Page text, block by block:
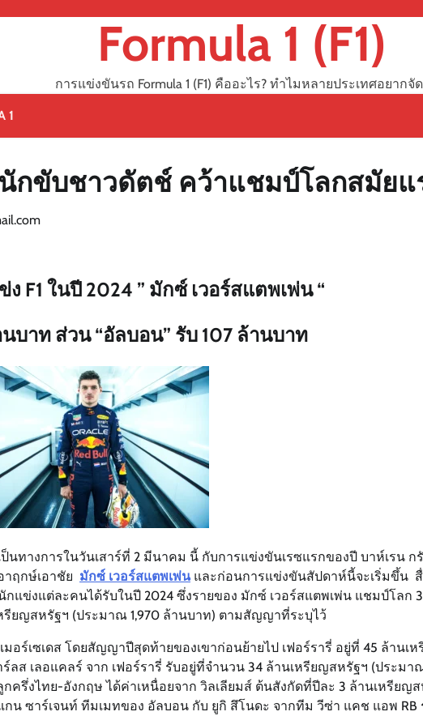
Formula 1 (F1)
การแข่งขันรถ Formula 1 (F1) คืออะไร? ทำไมหลายประเทศอยากจั
1
กขับชาวดัตช์ คว้าแชมป์โลกสมัยแ
F1 ในปี 2024 ” มักซ์ เวอร์สแตพเพ่น “
บาท ส่วน “อัลบอน” รับ 107 ล้านบาท
นทางการในวันเสาร์ที่ 2 มีนาคม นี้ กับการแข่งขันเรซแรกของปี บาห์เรน ก
าฤกษ์เอาชัย มักซ์ เวอร์สแตพเพ่นและก่อนการแข่งขันสัปดาห์นี้จะเริ่มขึ้น
กแข่งแต่ละคนได้รับในปี 2024 ซึ่งรายของ มักซ์ เวอร์สแตพเพ่น แชมป์โลก
รียญสหรัฐฯ (ประมาณ 1,970 ล้านบาท) ตามสัญญาที่ระบุไว้
ร์เซเดส โดยสัญญาปีสุดท้ายของเขาก่อนย้ายไป เฟอร์รารี่ อยู่ที่ 45 ล้านเ
ส เลอแคลร์ จาก เฟอร์รารี่ รับอยู่ที่จำนวน 34 ล้านเหรียญสหรัฐฯ (ประมาณ
ครึ่งไทย-อังกฤษ ได้ค่าเหนื่อยจาก วิลเลียมส์ ต้นสังกัดที่ปีละ 3 ล้านเหรียญ
ซาร์เจนท์ ทีมเมทของ อัลบอน กับ ยูกิ สึโนดะ จากทีม วีซ่า แคช แอพ RB